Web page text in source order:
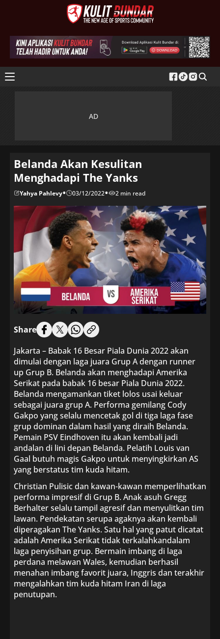
Belanda Akan Kesulitan
Menghadapi The Yanks
Yahya Pahlevy• 03/12/2022• 2 min read
Share
Jakarta – Babak 16 Besar Piala Dunia 2022 akan
dimulai dengan laga juara Grup A dengan runner
up Grup B. Belanda akan menghadapi Amerika
Serikat pada babak 16 besar Piala Dunia 2022.
Belanda mengamankan tiket lolos usai keluar
sebagai juara grup A. Performa gemilang Cody
Gakpo yang selalu mencetak gol di tiga laga fase
grup dominan dalam hasil yang diraih Belanda.
Pemain PSV Eindhoven itu akan kembali jadi
andalan di lini depan Belanda. Pelatih Louis van
Gaal butuh magis Gakpo untuk menyingkirkan AS
yang berstatus tim kuda hitam.
Christian Pulisic dan kawan-kawan memperlihatkan
performa impresif di Grup B. Anak asuh Gregg
Berhalter selalu tampil agresif dan menyulitkan tim
lawan. Pendekatan serupa agaknya akan kembali
diperagakan The Yanks. Satu hal yang patut dicatat
adalah Amerika Serikat tidak terkalahkandalam
laga penyisihan grup. Bermain imbang di laga
perdana melawan Wales, kemudian berhasil
menahan imbang favorit juara, Inggris dan terakhir
mengalahkan tim kuda hitam Iran di laga
penutupan.